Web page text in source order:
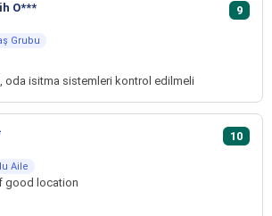
O***
Grubu
9
oda isitma sistemleri kontrol edilmeli
Aile
10
good location